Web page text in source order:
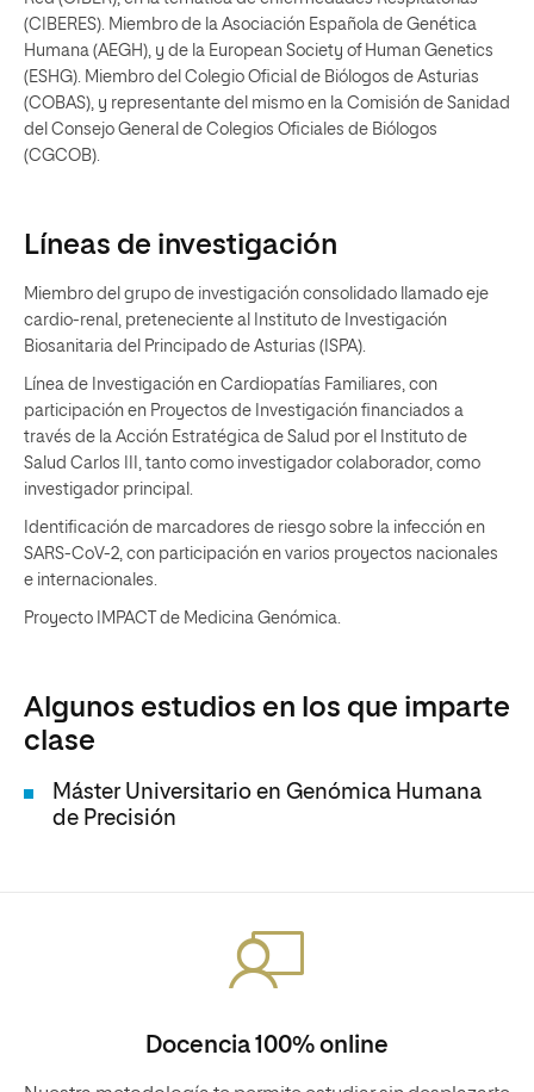
(CIBERES). Miembro de la Asociación Española de Genética
Humana (AEGH), y de la European Society of Human Genetics
(ESHG). Miembro del Colegio Oficial de Biólogos de Asturias
(COBAS), y representante del mismo en la Comisión de Sanidad
del Consejo General de Colegios Oficiales de Biólogos
(CGCOB).
Líneas de investigación
Miembro del grupo de investigación consolidado llamado eje
cardio-renal, preteneciente al Instituto de Investigación
Biosanitaria del Principado de Asturias (ISPA).
Línea de Investigación en Cardiopatías Familiares, con
participación en Proyectos de Investigación financiados a
través de la Acción Estratégica de Salud por el Instituto de
Salud Carlos III, tanto como investigador colaborador, como
investigador principal.
Identificación de marcadores de riesgo sobre la infección en
SARS-CoV-2, con participación en varios proyectos nacionales
e internacionales.
Proyecto IMPACT de Medicina Genómica.
Algunos estudios en los que imparte
clase
Máster Universitario en Genómica Humana
de Precisión
Docencia 100% online